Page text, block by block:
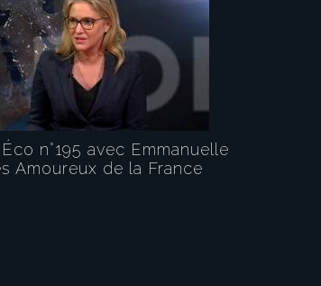
n°195 avec Emmanuelle
Amoureux de la France